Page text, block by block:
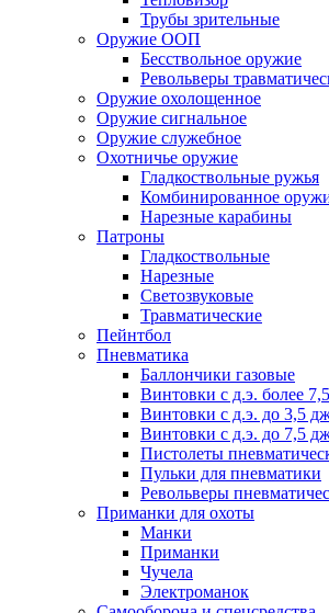
Трубы зрительные
Оружие ООП
Бесствольное оружие
Револьверы
Оружие охолощенное
Оружие сигнальное
Оружие служебное
Охотничье оружие
Гладкоствольные ружья
Комбинированное
Нарезные карабины
Патроны
Гладкоствольные
Нарезные
Светозвуковые
Травматические
Пейнтбол
Пневматика
Баллончики газовые
Винтовки с д.э. более
Винтовки с д.э. до 3,5
Винтовки с д.э. до 7,5
Пистолеты
Пульки для пневматики
Револьверы
Приманки для охоты
Манки
Приманки
Чучела
Электроманок